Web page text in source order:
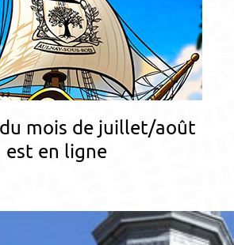
mois de juillet/août
est en ligne